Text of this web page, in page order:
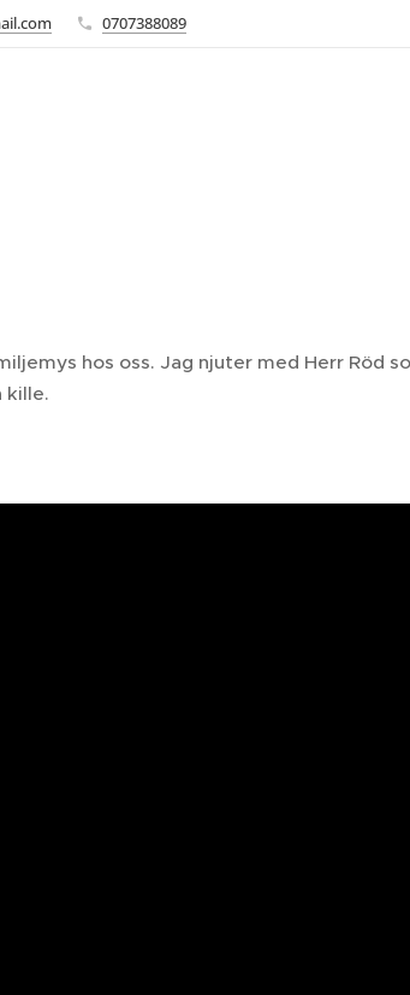
0707388089
hos oss. Jag njuter med Herr Röd
kille.